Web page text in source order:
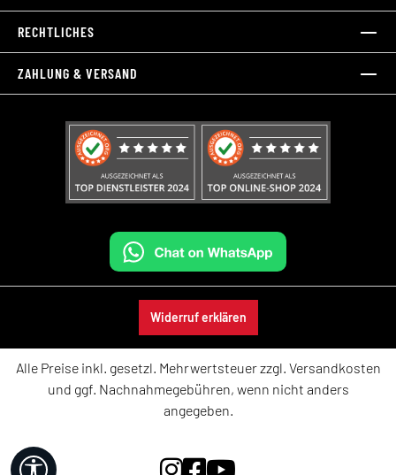
RECHTLICHES
ZAHLUNG & VERSAND
Widerruf erklären
Alle Preise inkl. gesetzl. Mehrwertsteuer zzgl. Versandkosten
und ggf. Nachnahmegebühren, wenn nicht anders
angegeben.
Werkzeugleiste anzeigen